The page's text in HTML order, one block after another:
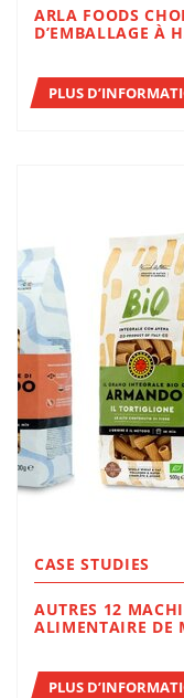
ARLA FOODS
D’EMBALLAGE À
PLUS
CASE STUDIES
AUTRES 12
ALIMENTAIRE DE
PLUS